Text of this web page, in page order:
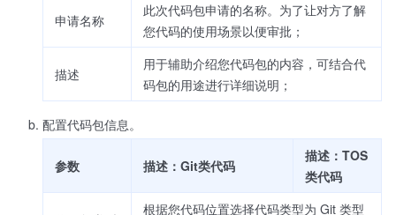
申请名称
此次代码包申请的名称。为了让对方了解
您代码的使用场景以便审批；
描述
用于辅助介绍您代码包的内容，可结合代
码包的用途进行详细说明；
配置代码包信息。
参数 描述：Git类代码
描述：TOS
类代码
根据您代码位置选择代码类型为 Git 类型